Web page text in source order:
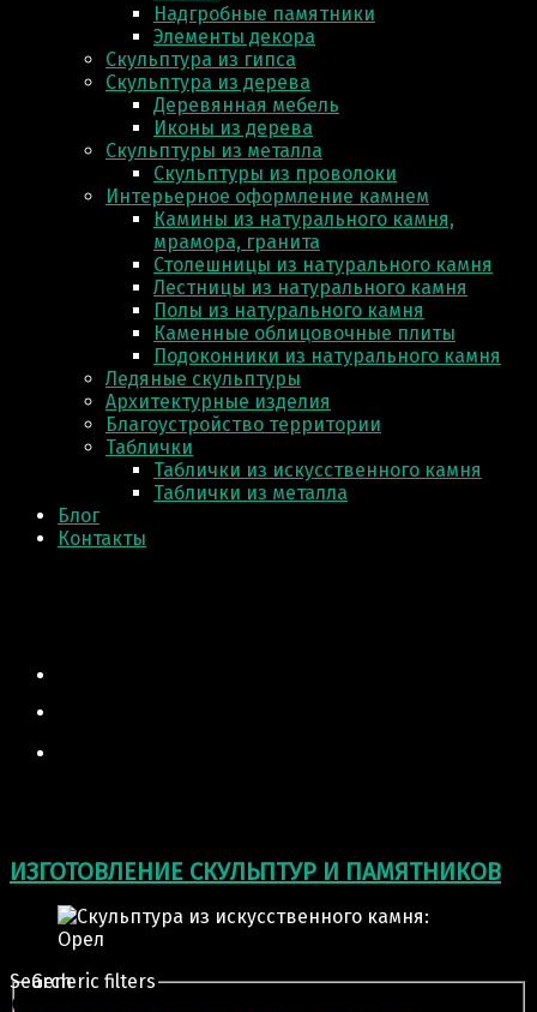
Надгробные памятники
Элементы декора
Скульптура из гипса
Скульптура из деревa
Деревянная мебель
Иконы из дерева
Скульптуры из металла
Скульптуры из проволоки
Интерьерное оформление камнем
Камины из натурального камня,
мрамора, гранита
Столешницы из натурального камня
Лестницы из натурального камня
Полы из натурального камня
Каменные облицовочные плиты
Подоконники из натурального камня
Ледяные скульптуры
Архитектурные изделия
Благоустройство территории
Таблички
Таблички из искусственного камня
Таблички из металла
Блог
Контакты
ИЗГОТОВЛЕНИЕ СКУЛЬПТУР И ПАМЯТНИКОВ
Search
Generic filters